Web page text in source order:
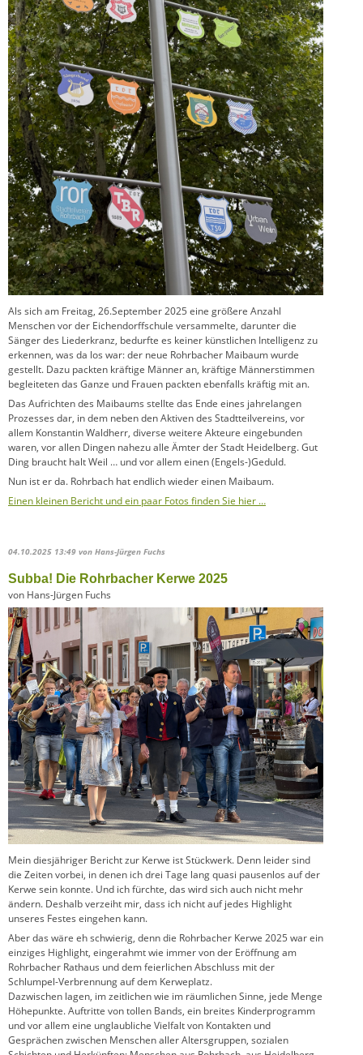
Als sich am Freitag, 26.September 2025 eine größere Anzahl
Menschen vor der Eichendorffschule versammelte, darunter die
Sänger des Liederkranz, bedurfte es keiner künstlichen Intelligenz zu
erkennen, was da los war: der neue Rohrbacher Maibaum wurde
gestellt. Dazu packten kräftige Männer an, kräftige Männerstimmen
begleiteten das Ganze und Frauen packten ebenfalls kräftig mit an.
Das Aufrichten des Maibaums stellte das Ende eines jahrelangen
Prozesses dar, in dem neben den Aktiven des Stadtteilvereins, vor
allem Konstantin Waldherr, diverse weitere Akteure eingebunden
waren, vor allen Dingen nahezu alle Ämter der Stadt Heidelberg. Gut
Ding braucht halt Weil … und vor allem einen (Engels-)Geduld.
Nun ist er da. Rohrbach hat endlich wieder einen Maibaum.
Einen kleinen Bericht und ein paar Fotos finden Sie hier …
04.10.2025 13:49 von Hans-Jürgen Fuchs
Subba! Die Rohrbacher Kerwe 2025
von Hans-Jürgen Fuchs
Mein diesjähriger Bericht zur Kerwe ist Stückwerk. Denn leider sind
die Zeiten vorbei, in denen ich drei Tage lang quasi pausenlos auf der
Kerwe sein konnte. Und ich fürchte, das wird sich auch nicht mehr
ändern. Deshalb verzeiht mir, dass ich nicht auf jedes Highlight
unseres Festes eingehen kann.
Aber das wäre eh schwierig, denn die Rohrbacher Kerwe 2025 war ein
einziges Highlight, eingerahmt wie immer von der Eröffnung am
Rohrbacher Rathaus und dem feierlichen Abschluss mit der
Schlumpel-Verbrennung auf dem Kerweplatz.
Dazwischen lagen, im zeitlichen wie im räumlichen Sinne, jede Menge
Höhepunkte. Auftritte von tollen Bands, ein breites Kinderprogramm
und vor allem eine unglaubliche Vielfalt von Kontakten und
Gesprächen zwischen Menschen aller Altersgruppen, sozialen